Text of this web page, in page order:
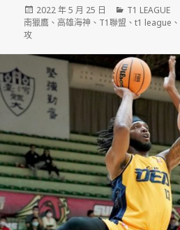
發
佈
2022 年 5 月 25 日
分
類
T1 LEAGUE
南獵鷹 、高雄海神 、 T1聯盟 、t1 league 、
攻